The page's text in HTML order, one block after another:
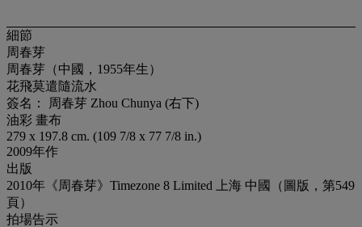
細節
周春芽
周春芽（中國，1955年生）
花飛莫遣隨流水
簽名： 周春芽 Zhou Chunya (右下)
油彩 畫布
279 x 197.8 cm. (109 7/8 x 77 7/8 in.)
2009年作
出版
2010年《周春芽》Timezone 8 Limited 上海 中國（圖版，第549
頁）
拍場告示